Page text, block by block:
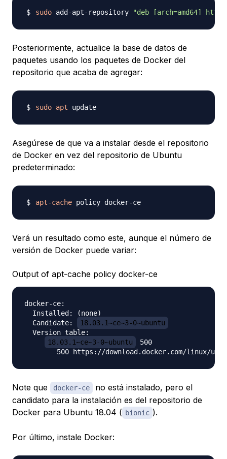
sudo add-apt-repository "deb [arch=amd64]
Posteriormente, actualice la base de datos de
paquetes usando los paquetes de Docker del
repositorio que acaba de agregar:
sudo apt
Asegúrese de que va a instalar desde el repositorio
de Docker en vez del repositorio de Ubuntu
predeterminado:
apt-cache
Verá un resultado como este, aunque el número de
versión de Docker puede variar:
Output of apt-cache policy docker-ce
docker-ce:
  Installed: (none)
  Candidate:
18.03.1~ce~3-0~ubuntu
  Version table:
18.03.1~ce~3-0~ubuntu
500
Note que docker-ce
no está instalado, pero el
candidato para la instalación es del repositorio de
Docker para Ubuntu 18.04 ( bionic ).
Por último, instale Docker: